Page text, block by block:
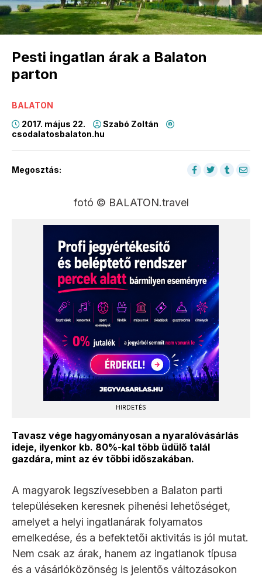
Pesti ingatlan árak a Balaton
parton
BALATON
2017. május 22.
Szabó Zoltán
csodalatosbalaton.hu
Megosztás:
fotó © BALATON.travel
HIRDETÉS
Tavasz vége hagyományosan a nyaralóvásárlás
ideje, ilyenkor kb. 80%-kal több üdülő talál
gazdára, mint az év többi időszakában.
A magyarok legszívesebben a Balaton parti
településeken keresnek pihenési lehetőséget,
amelyet a helyi ingatlanárak folyamatos
emelkedése, és a befektetői aktivitás is jól mutat.
Nem csak az árak, hanem az ingatlanok típusa
és a vásárlóközönség is jelentős változásokon